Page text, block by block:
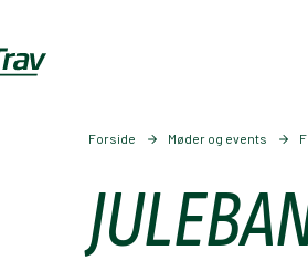
Forside Møder og events